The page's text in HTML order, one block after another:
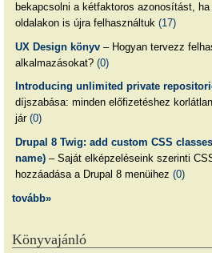
bekapcsolni a kétfaktoros azonosítást,
oldalakon is újra felhasználtuk (17)
UX Design könyv– Hogyan tervezz
alkalmazásokat? (0)
Introducing unlimited private
díjszabása: minden előfizetéshez
jár (0)
Drupal 8 Twig: add custom CSS
name)– Saját elképzeléseink szerinti
hozzáadása a Drupal 8 menüihez (0)
tovább»
Könyvajánló